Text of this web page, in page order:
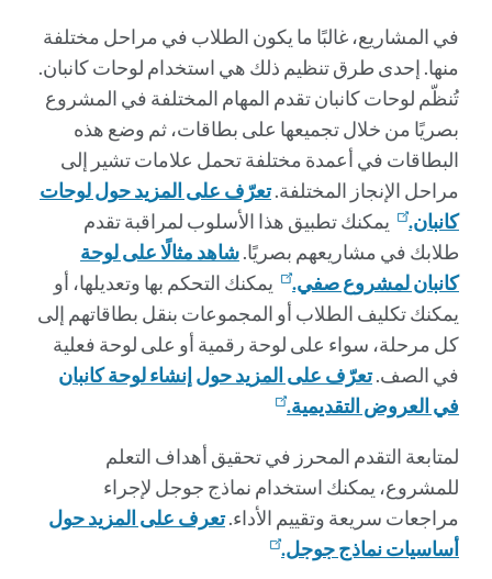
في المشاريع، غالبًا ما يكون الطلاب في مراحل مختلفة
منها. إحدى طرق تنظيم ذلك هي استخدام لوحات كانبان.
تُنظّم لوحات كانبان تقدم المهام المختلفة في المشروع
بصريًا من خلال تجميعها على بطاقات، ثم وضع هذه
البطاقات في أعمدة مختلفة تحمل علامات تشير إلى
مراحل الإنجاز المختلفة.تعرّف على المزيد حول لوحات
كانبان.
يمكنك تطبيق هذا الأسلوب لمراقبة تقدم
طلابك في مشاريعهم بصريًا.شاهد مثالًا على لوحة
كانبان لمشروع صفي.
يمكنك التحكم بها وتعديلها، أو
يمكنك تكليف الطلاب أو المجموعات بنقل بطاقاتهم إلى
كل مرحلة، سواء على لوحة رقمية أو على لوحة فعلية
في الصف.تعرّف على المزيد حول إنشاء لوحة كانبان
في العروض التقديمية.
لمتابعة التقدم المحرز في تحقيق أهداف التعلم
للمشروع، يمكنك استخدام نماذج جوجل لإجراء
مراجعات سريعة وتقييم الأداء.تعرف على المزيد حول
أساسيات نماذج جوجل.